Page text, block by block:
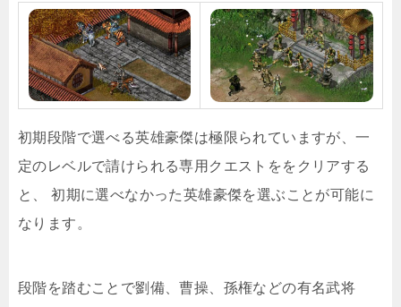
初期段階で選べる英雄豪傑は極限られていますが、一
定のレベルで請けられる専用クエストををクリアする
と、 初期に選べなかった英雄豪傑を選ぶことが可能に
なります。
段階を踏むことで劉備、曹操、孫権などの有名武将